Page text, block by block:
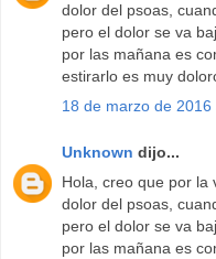
dolor del psoas,
pero el dolor se va
por las mañana es
estirarlo es muy
18 de marzo de 2016
Unknown dijo...
Hola, creo que por la
dolor del psoas,
pero el dolor se va
por las mañana es